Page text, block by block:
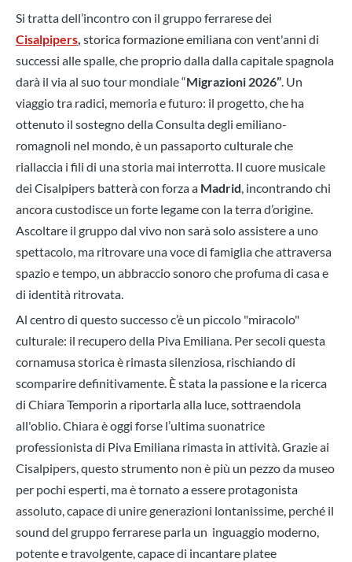
Si tratta dell’incontro con il gruppo ferrarese dei
Cisalpipers, storica formazione emiliana con vent'anni di
successi alle spalle, che proprio dalla dalla capitale spagnola
darà il via al suo tour mondiale “Migrazioni 2026”. Un
viaggio tra radici, memoria e futuro: il progetto, che ha
ottenuto il sostegno della Consulta degli emiliano-
romagnoli nel mondo, è un passaporto culturale che
riallaccia i fili di una storia mai interrotta. Il cuore musicale
dei Cisalpipers batterà con forza a Madrid, incontrando chi
ancora custodisce un forte legame con la terra d’origine.
Ascoltare il gruppo dal vivo non sarà solo assistere a uno
spettacolo, ma ritrovare una voce di famiglia che attraversa
spazio e tempo, un abbraccio sonoro che profuma di casa e
di identità ritrovata.
Al centro di questo successo c’è un piccolo "miracolo"
culturale: il recupero della Piva Emiliana. Per secoli questa
cornamusa storica è rimasta silenziosa, rischiando di
scomparire definitivamente. È stata la passione e la ricerca
di Chiara Temporin a riportarla alla luce, sottraendola
all'oblio. Chiara è oggi forse l’ultima suonatrice
professionista di Piva Emiliana rimasta in attività. Grazie ai
Cisalpipers, questo strumento non è più un pezzo da museo
per pochi esperti, ma è tornato a essere protagonista
assoluto, capace di unire generazioni lontanissime, perché il
sound del gruppo ferrarese parla un inguaggio moderno,
potente e travolgente, capace di incantare platee